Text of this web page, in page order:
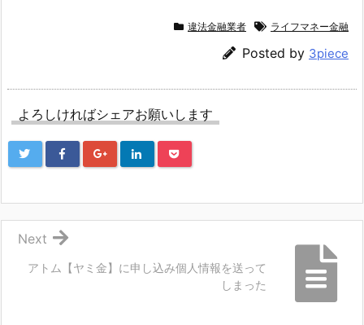
違法金融業者 ライフマネー金融
Posted by 3piece
よろしければシェアお願いします
アトム【ヤミ金】に申し込み個人情報を送って
しまった
Next